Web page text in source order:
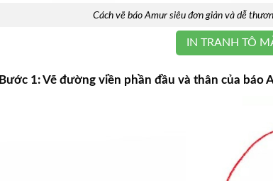
Cách vẽ báo Amur siêu đơn giản và dễ
IN TRANH TÔ
Bước 1: Vẽ đường viền phần đầu và thân của báo